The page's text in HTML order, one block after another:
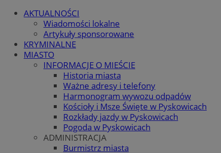
AKTUALNOŚCI
Wiadomości lokalne
Artykuły sponsorowane
KRYMINALNE
MIASTO
INFORMACJE O MIEŚCIE
Historia miasta
Ważne adresy i telefony
Harmonogram wywozu odpadów
Kościoły i Msze Święte w Pyskowicach
Rozkłady jazdy w Pyskowicach
Pogoda w Pyskowicach
ADMINISTRACJA
Burmistrz miasta